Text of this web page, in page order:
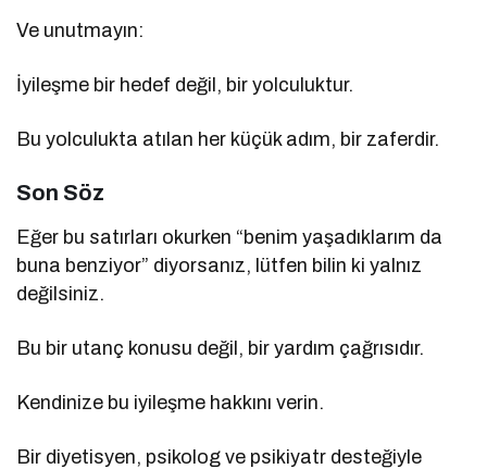
Ve unutmayın:
İyileşme bir hedef değil, bir yolculuktur.
Bu yolculukta atılan her küçük adım, bir zaferdir.
Son Söz
Eğer bu satırları okurken “benim yaşadıklarım da
buna benziyor” diyorsanız, lütfen bilin ki yalnız
değilsiniz.
Bu bir utanç konusu değil, bir yardım çağrısıdır.
Kendinize bu iyileşme hakkını verin.
Bir diyetisyen, psikolog ve psikiyatr desteğiyle